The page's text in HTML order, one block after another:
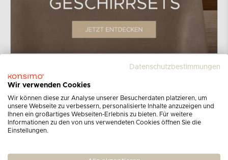
Datenschutzbestimmungen
Wir verwenden Cookies
Wir können diese zur Analyse unserer Besucherdaten platzieren, um
unsere Webseite zu verbessern, personalisierte Inhalte anzuzeigen und
Ihnen ein großartiges Webseiten-Erlebnis zu bieten. Für weitere
Informationen zu den von uns verwendeten Cookies öffnen Sie die
Einstellungen.